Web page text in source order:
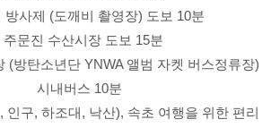
방사제 (도깨비 촬영장) 도보 10분
주문진 수산시장 도보 15분
(방탄소년단 YNWA 앨범 자켓 버스정류장)
시내버스 10분
인구, 하조대, 낙산), 속초 여행을 위한 편리